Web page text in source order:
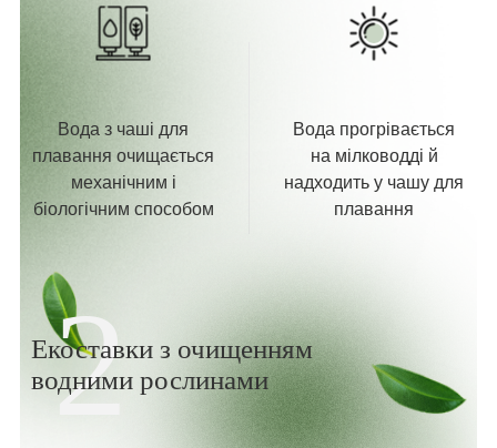
Вода з чаші для
плавання очищається
механічним і
біологічним способом
Вода прогрівається
на мілководді й
надходить у чашу для
плавання
2
Екоставки з очищенням
водними рослинами